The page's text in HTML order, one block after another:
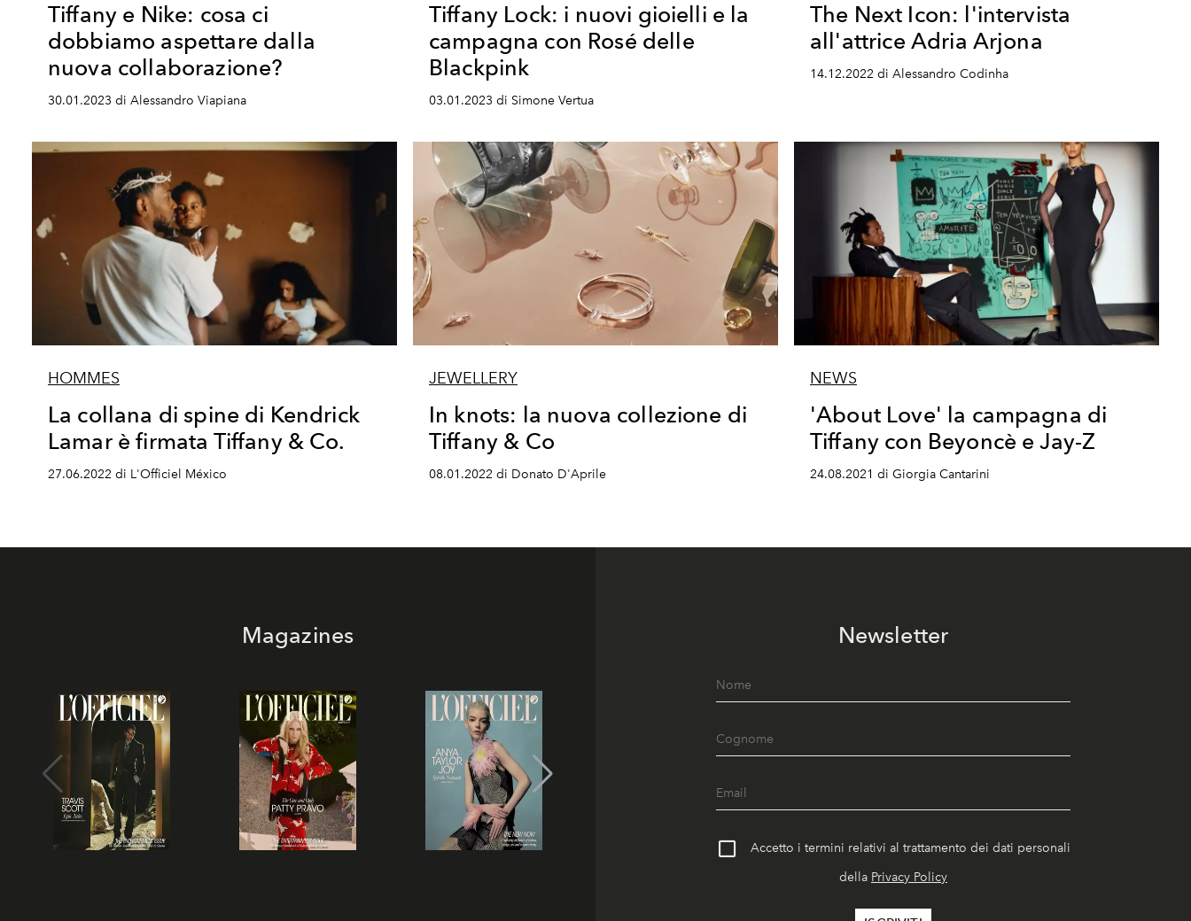
Tiffany e Nike: cosa ci
dobbiamo aspettare dalla
nuova collaborazione?
30.01.2023 di Alessandro Viapiana
Tiffany Lock: i nuovi gioielli e la
campagna con Rosé delle
Blackpink
03.01.2023 di Simone Vertua
The Next Icon: l'intervista
all'attrice Adria Arjona
14.12.2022 di Alessandro Codinha
HOMMES
La collana di spine di Kendrick
Lamar è firmata Tiffany & Co.
27.06.2022 di L'Officiel México
JEWELLERY
In knots: la nuova collezione di
Tiffany & Co
08.01.2022 di Donato D'Aprile
NEWS
'About Love' la campagna di
Tiffany con Beyoncè e Jay-Z
24.08.2021 di Giorgia Cantarini
Magazines Newsletter
Accetto i termini relativi al trattamento dei dati personali
della Privacy Policy